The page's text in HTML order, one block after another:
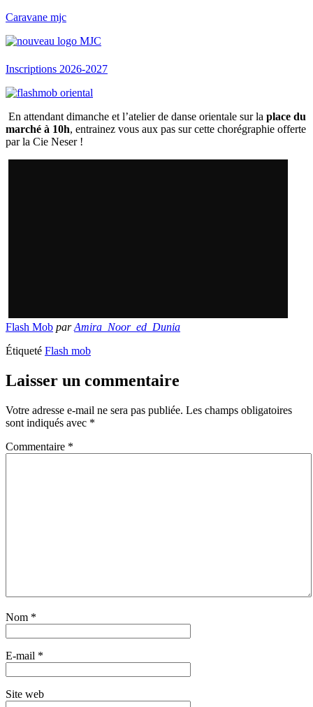
Caravane mjc
Inscriptions 2026-2027
En attendant dimanche et l’atelier de danse orientale sur la place du
marché à 10h, entrainez vous aux pas sur cette chorégraphie offerte
par la Cie Neser !
Flash Mob parAmira_Noor_ed_Dunia
Étiqueté Flash mob
Laisser un commentaire
Votre adresse e-mail ne sera pas publiée. Les champs obligatoires
sont indiqués avec *
Commentaire *
Nom *
E-mail *
Site web